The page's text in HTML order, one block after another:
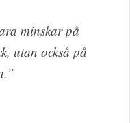
minskar på
utan också på